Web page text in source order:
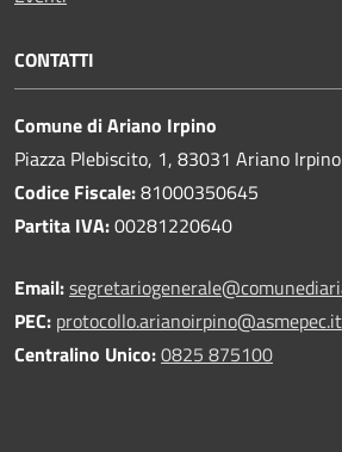
CONTATTI
Comune di Ariano Irpino
Piazza Plebiscito, 1, 83031 Ariano
Codice Fiscale:81000350645
Partita IVA:00281220640
Email:
PEC: protocollo.arianoirpino@asmepec.it
Centralino Unico:0825 875100